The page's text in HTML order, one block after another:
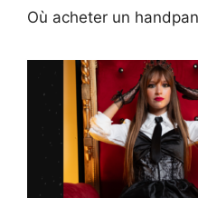
Où acheter un